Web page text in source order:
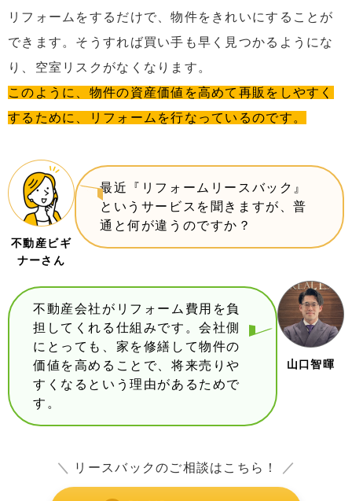
リフォームをするだけで、物件をきれいにすることが
できます。そうすれば買い手も早く見つかるようにな
り、空室リスクがなくなります。
このように、物件の資産価値を高めて再販をしやすく
するために、リフォームを行なっているのです。
不動産ビギ
ナーさん
最近『リフォームリースバック』
というサービスを聞きますが、普
通と何が違うのですか？
山口智暉
不動産会社がリフォーム費用を負
担してくれる仕組みです。会社側
にとっても、家を修繕して物件の
価値を高めることで、将来売りや
すくなるという理由があるためで
す。
＼ リースバックのご相談はこちら！ ／